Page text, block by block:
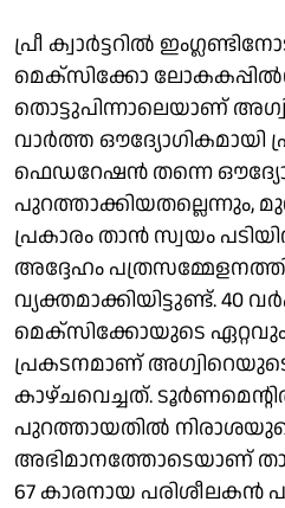
പ്രീ ക്വാർട്ടറിൽ
മെക്സിക്കോ
തൊട്ടുപിന്നാലെയാണ്
വാർത്ത ഔദ്യോഗികമായി
ഫെഡറേഷൻ തന്നെ
പുറത്താക്കിയതല്ലെന്നും,
പ്രകാരം താൻ സ്വയം
അദ്ദേഹം
വ്യക്തമാക്കിയിട്ടുണ്ട്. 40
മെക്സിക്കോയുടെ ഏറ്റവും
പ്രകടനമാണ് അഗ്വിറെയുടെ
കാഴ്ചവെച്ചത്.
പുറത്തായതിൽ
അഭിമാനത്തോടെയാണ്
67 കാരനായ